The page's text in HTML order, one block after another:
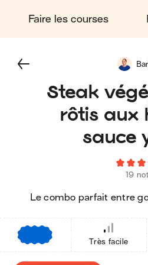
Faire les courses
Steak
rôtis aux
sauce
19
Le combo parfait entre
Très facile